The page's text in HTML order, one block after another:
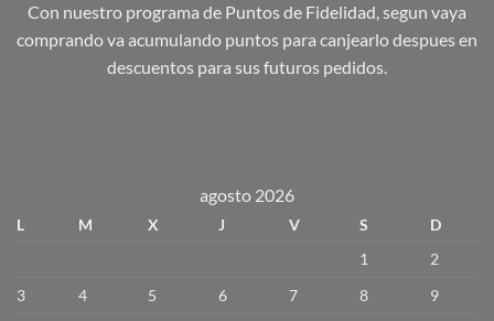
Con nuestro programa de Puntos de Fidelidad, segun vaya
comprando va acumulando puntos para canjearlo despues en
descuentos para sus futuros pedidos.
agosto 2026
L M X J V S
D
1
2
3
4 5 6 7 8
9